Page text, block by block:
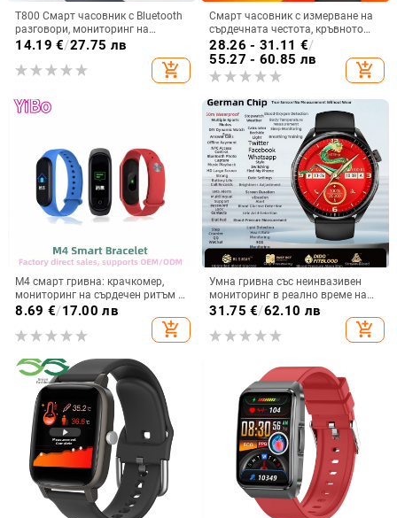
T800 Смарт часовник с Bluetooth
разговори, мониторинг на
сърдечен ритъм и кислород в
кръвта, крачкомер, водоустойчив
14.19 €/27.75 лв
add_shopping_cart
Смарт часовник с измерване на
сърдечната честота, кръвното
налягане и сатурацията на
кислорода в кръвта, Bluetooth
разговори, следене на съня –
съвместим с iOS
28.26 - 31.11 €/
55.27 - 60.85 лв
add_shopping_cart
M4 смарт гривна: крачкомер,
мониторинг на сърдечен ритъм и
кръвно налягане, следене на съня
и кислород в кръвта, Bluetooth
обаждания, дистанционно
8.69 €/17.00 лв
add_shopping_cart
Умна гривна със неинвазивен
мониторинг в реално време на
кръвна захар, кръвно налягане и
липиди; водоустойчива до 50 м;
алуминиев корпус; силиконова
31.75 €/62.10 лв
add_shopping_cart